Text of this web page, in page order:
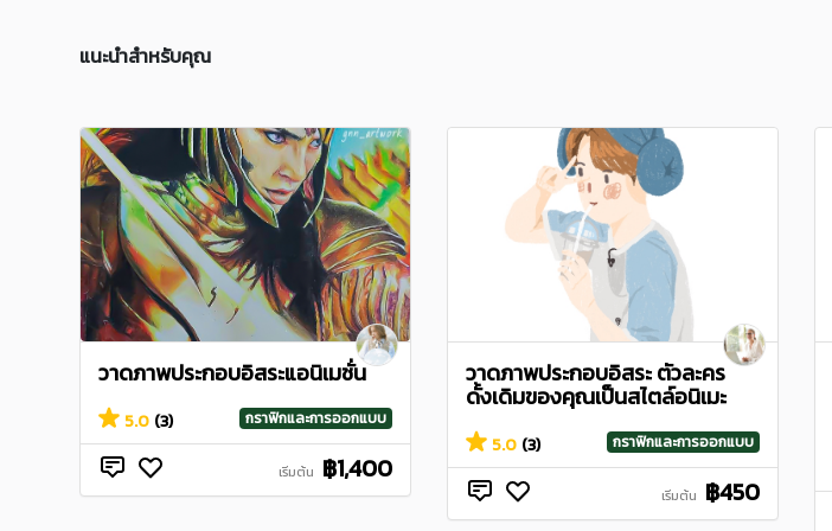
แนะนำสำหรับคุณ
วาดภาพประกอบอิสระแอนิเมชั่น
5.0 (3) กราฟิกและการออกแบบ
เริ่มต้น ฿1,400
วาดภาพประกอบอิสระ ตัวละคร
ดั้งเดิมของคุณเป็นสไตล์อนิเมะ
5.0 (3) กราฟิกและการออกแบบ
เริ่มต้น ฿450